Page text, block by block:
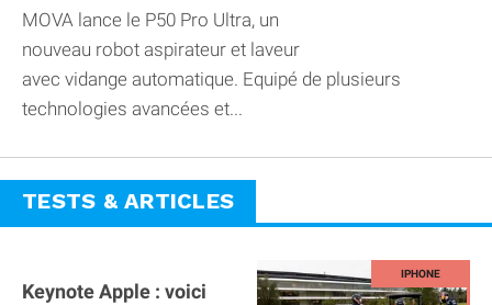
MOVA lance le P50 Pro Ultra, un
nouveau robot aspirateur et laveur
avec vidange automatique. Equipé de plusieurs
technologies avancées et...
TESTS & ARTICLES
Keynote Apple : voici